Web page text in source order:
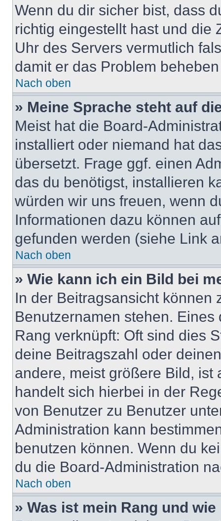
Wenn du dir sicher bist, dass
richtig eingestellt hast und die
Uhr des Servers vermutlich
damit er das Problem
Nach oben
» Meine Sprache steht auf
Meist hat die Board-
installiert oder niemand hat
übersetzt. Frage ggf. einen
das du benötigst, installieren
würden wir uns freuen, wenn
Informationen dazu können
gefunden werden (siehe Link
Nach oben
» Wie kann ich ein Bild bei
In der Beitragsansicht können
Benutzernamen stehen.
Rang verknüpft: Oft sind dies
deine Beitragszahl oder
andere, meist größere Bild, ist
handelt sich hierbei in der
von Benutzer zu Benutzer
Administration kann
benutzen können. Wenn du
du die Board-Administration
Nach oben
» Was ist mein Rang und